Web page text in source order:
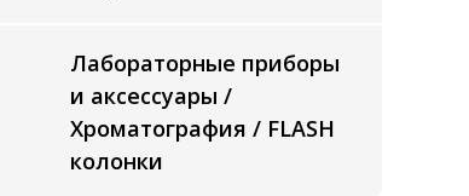
Лабораторные приборы
и аксессуары /
Хроматография / FLASH
колонки